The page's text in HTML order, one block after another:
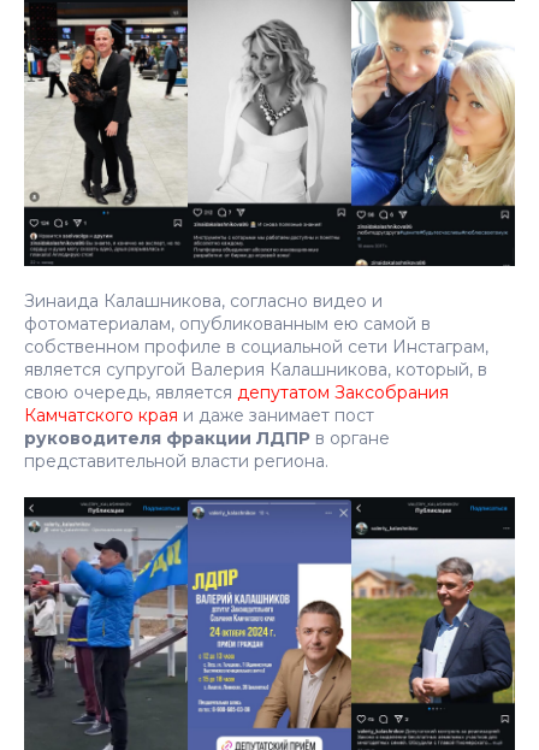
Зинаида Калашникова, согласно видео и
фотоматериалам, опубликованным ею самой в
собственном профиле в социальной сети Инстаграм,
является супругой Валерия Калашникова, который, в
свою очередь, является депутатом Заксобрания
Камчатского края и даже занимает пост
руководителя фракции ЛДПР в органе
представительной власти региона.